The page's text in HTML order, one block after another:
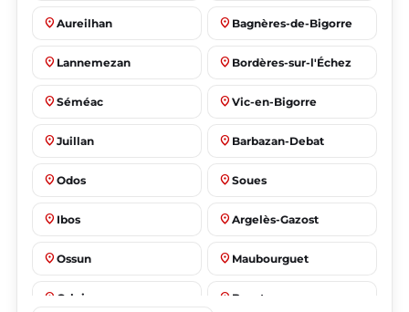
place Aureilhan place Bagnères-de-Bigorre
place Lannemezan place Bordères-sur-l'Échez
place Séméac place Vic-en-Bigorre
place Juillan place Barbazan-Debat
place Odos place Soues
place Ibos place Argelès-Gazost
place Ossun place Maubourguet
place Orleix place Bazet